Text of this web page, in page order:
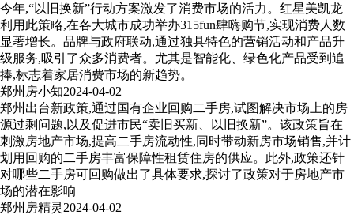
今年,“以旧换新”行动方案激发了消费市场的活力。红星美凯龙
利用此策略,在各大城市成功举办315fun肆嗨购节,实现消费人数
显著增长。品牌与政府联动,通过独具特色的营销活动和产品升
级服务,吸引了众多消费者。尤其是智能化、绿色化产品受到追
捧,标志着家居消费市场的新趋势。
郑州房小知2024-04-02
郑州出台新政策,通过国有企业回购二手房,试图解决市场上的房
源过剩问题,以及促进市民“卖旧买新、以旧换新”。该政策旨在
刺激房地产市场,提高二手房流动性,同时带动新房市场销售,并计
划用回购的二手房丰富保障性租赁住房的供应。此外,政策还针
对哪些二手房可回购做出了具体要求,探讨了政策对于房地产市
场的潜在影响
郑州房精灵 2024-04-02